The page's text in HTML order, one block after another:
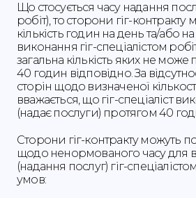
Що стосується часу надання
робіт), то сторони гіг-
кількість годин на день та/або
виконання гіг-спеціалістом
загальна кількість яких не
40 годин відповідно. За
сторін щодо визначеної
вважається, що гіг-спеціаліст
(надає послуги) протягом 40
Сторони гіг-контракту можуть
щодо ненормованого часу для
(надання послуг) гіг-
умов: